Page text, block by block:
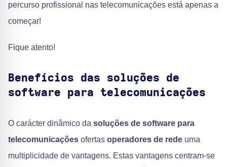
percurso profissional nas telecomunicações está apenas a
começar!
Fique atento!
Benefícios das soluções de
software para telecomunicações
O carácter dinâmico da soluções de software para
telecomunicações ofertas operadores de rede uma
multiplicidade de vantagens. Estas vantagens centram-se